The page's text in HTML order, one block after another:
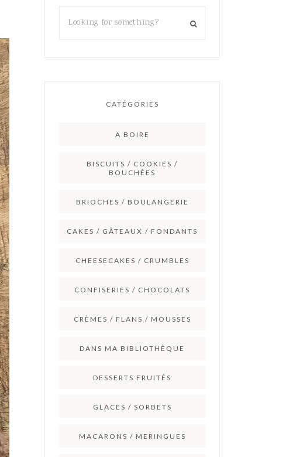
CATÉGORIES
A BOIRE
BISCUITS / COOKIES /
BOUCHÉES
BRIOCHES / BOULANGERIE
CAKES / GÂTEAUX / FONDANTS
CHEESECAKES / CRUMBLES
CONFISERIES / CHOCOLATS
CRÈMES / FLANS / MOUSSES
DANS MA BIBLIOTHÈQUE
DESSERTS FRUITÉS
GLACES / SORBETS
MACARONS / MERINGUES